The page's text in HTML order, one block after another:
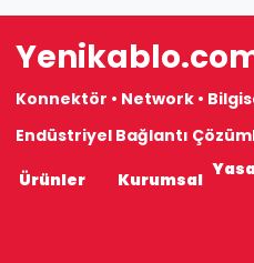
Konnektör • Network •
Endüstriyel Bağlantı
Ürünler
Kurumsal